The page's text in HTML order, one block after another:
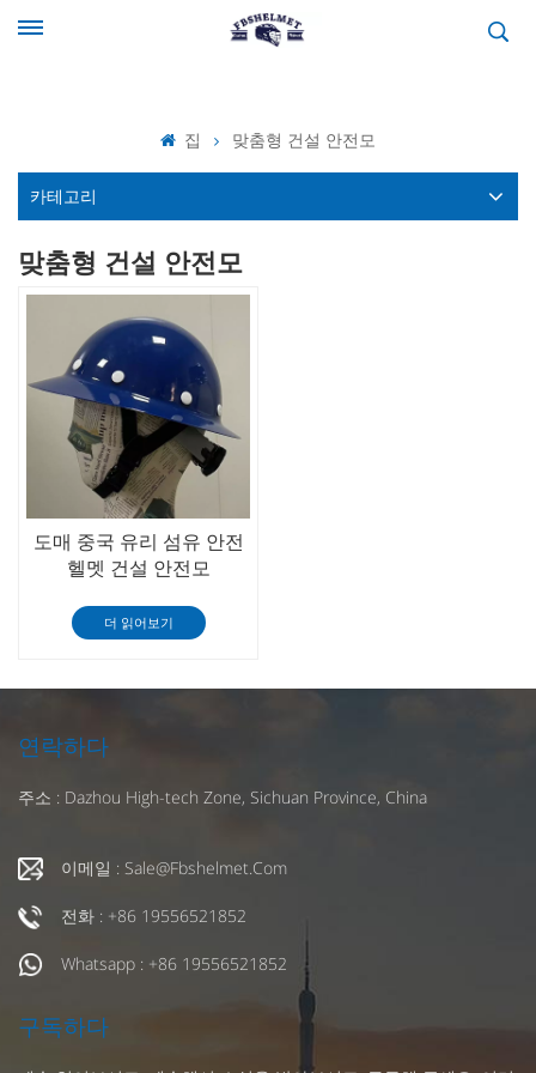
집 맞춤형 건설 안전모
카테고리
맞춤형 건설 안전모
도매 중국 유리 섬유 안전
헬멧 건설 안전모
더 읽어보기
연락하다
주소 : Dazhou High-tech Zone, Sichuan Province, China
이메일 : Sale@fbshelmet.com
전화 : +86 19556521852
Whatsapp : +86 19556521852
구독하다